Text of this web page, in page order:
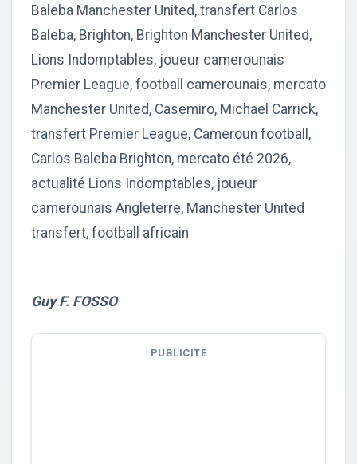
Baleba Manchester United, transfert Carlos
Baleba, Brighton, Brighton Manchester United,
Lions Indomptables, joueur camerounais
Premier League, football camerounais, mercato
Manchester United, Casemiro, Michael Carrick,
transfert Premier League, Cameroun football,
Carlos Baleba Brighton, mercato été 2026,
actualité Lions Indomptables, joueur
camerounais Angleterre, Manchester United
transfert, football africain
Guy F. FOSSO
PUBLICITÉ